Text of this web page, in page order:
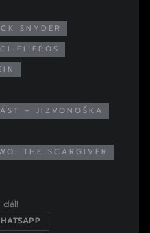
SNYDER
FI EPOS
– JIZVONOŠKA
THE SCARGIVER
dál!